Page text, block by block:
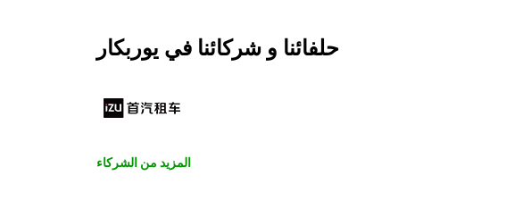
حلفائنا و شركائنا في يوربكار
المزيد من الشركاء